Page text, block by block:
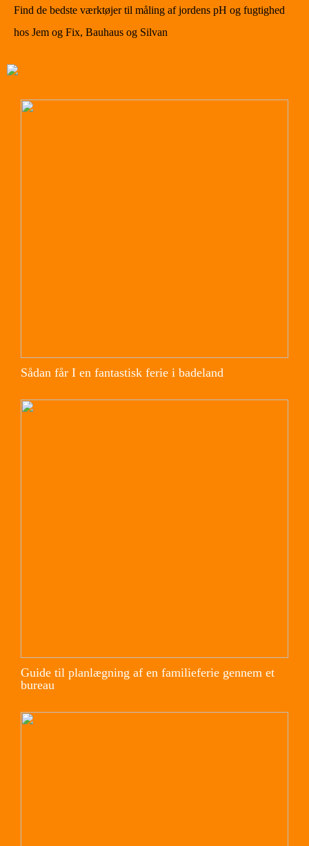
Find de bedste værktøjer til måling af jordens pH og fugtighed
hos Jem og Fix, Bauhaus og Silvan
Sådan får I en fantastisk ferie i badeland
Guide til planlægning af en familieferie gennem et
bureau